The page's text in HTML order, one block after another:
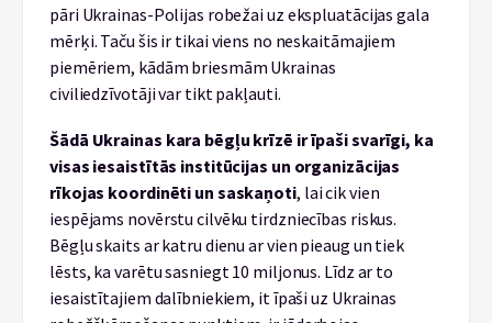
pāri Ukrainas-Polijas robežai uz ekspluatācijas gala
mērķi. Taču šis ir tikai viens no neskaitāmajiem
piemēriem, kādām briesmām Ukrainas
civiliedzīvotāji var tikt pakļauti.
Šādā Ukrainas kara bēgļu krīzē ir īpaši svarīgi, ka
visas iesaistītās institūcijas un organizācijas
rīkojas koordinēti un saskaņoti, lai cik vien
iespējams novērstu cilvēku tirdzniecības riskus.
Bēgļu skaits ar katru dienu ar vien pieaug un tiek
lēsts, ka varētu sasniegt 10 miljonus. Līdz ar to
iesaistītajiem dalībniekiem, it īpaši uz Ukrainas